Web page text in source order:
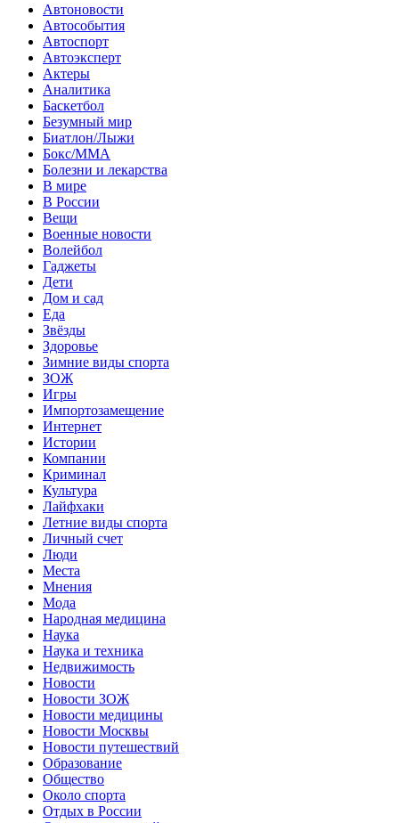
Автоновости
Автособытия
Автоспорт
Автоэксперт
Актеры
Аналитика
Баскетбол
Безумный мир
Биатлон/Лыжи
Бокс/MMA
Болезни и лекарства
В мире
В России
Вещи
Военные новости
Волейбол
Гаджеты
Дети
Дом и сад
Еда
Звёзды
Здоровье
Зимние виды спорта
ЗОЖ
Игры
Импортозамещение
Интернет
Истории
Компании
Криминал
Культура
Лайфхаки
Летние виды спорта
Личный счет
Люди
Места
Мнения
Мода
Народная медицина
Наука
Наука и техника
Недвижимость
Новости
Новости ЗОЖ
Новости медицины
Новости Москвы
Новости путешествий
Образование
Общество
Около спорта
Отдых в России